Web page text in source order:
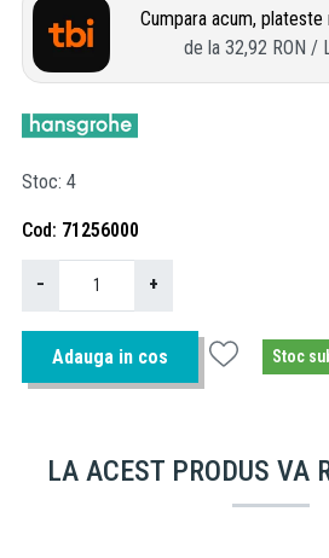
Cumpara acum, plateste
de la 32,92 RON /
Stoc 4
Cod 71256000
− +
Adauga in cos Stoc
LA ACEST PRODUS VA